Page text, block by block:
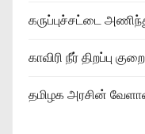
கருப்புச்சட்டை
காவிரி நீர் திறப்பு
தமிழக அரசின்